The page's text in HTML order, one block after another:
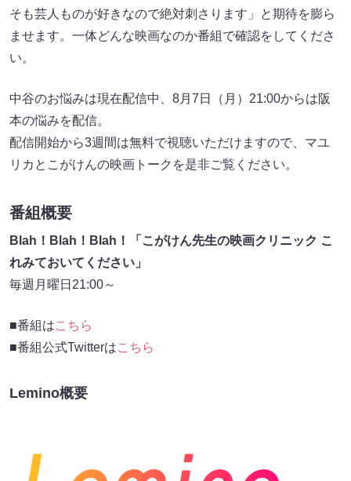
そも芸人ものが好きなので絶対刺さります」と期待を膨ら
ませます。一体どんな映画なのか番組で確認をしてくださ
い。
中谷のお悩みは現在配信中、8月7日（月）21:00からは阪
本の悩みを配信。
配信開始から3週間は無料で視聴いただけますので、マユ
リカとこがけんの映画トークを是非ご覧ください。
番組概要
Blah！Blah！Blah！「こがけん先生の映画クリニック こ
れみておいてください」
毎週月曜日21:00～
■番組はこちら
■番組公式Twitterはこちら
Lemino概要